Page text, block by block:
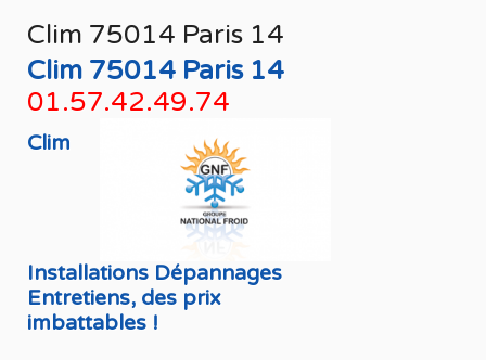
Clim 75014 Paris 14
Clim 75014 Paris 14
01.57.42.49.74
Clim
Installations Dépannages
Entretiens, des prix
imbattables !